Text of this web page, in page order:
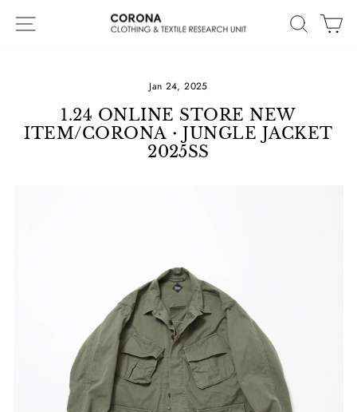
Site navigation Search
Jan 24, 2025
1.24 ONLINE STORE NEW
ITEM/CORONA・JUNGLE JACKET
2025SS